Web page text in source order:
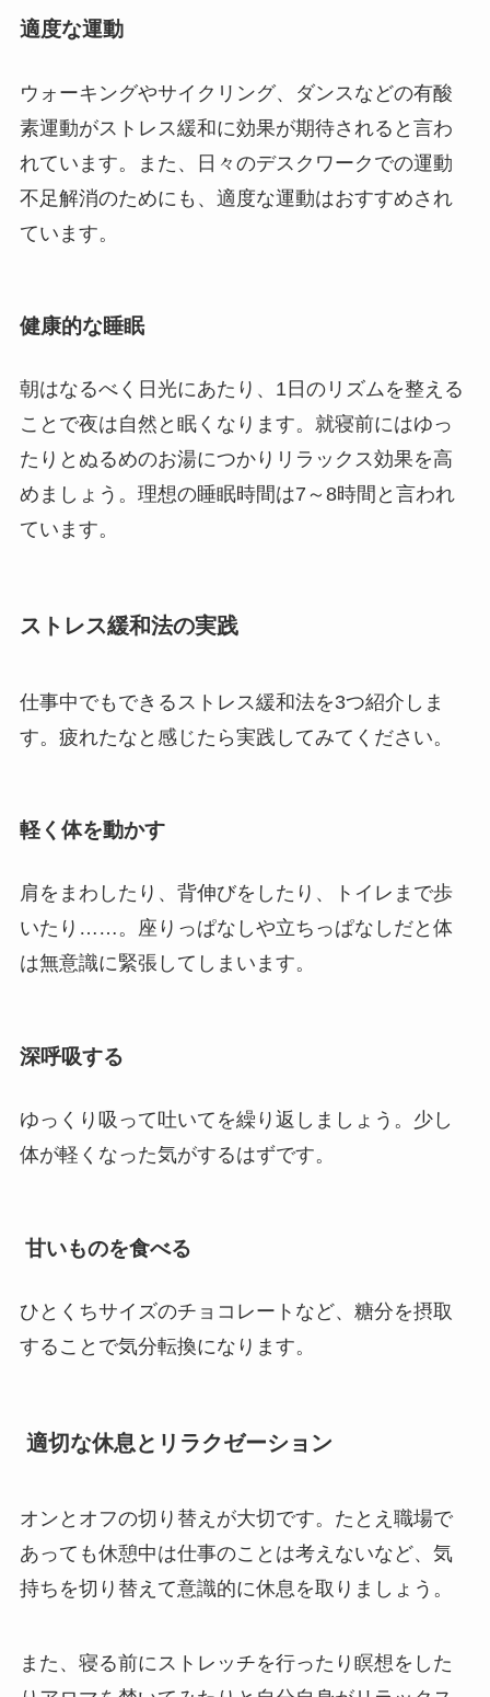
適度な運動
ウォーキングやサイクリング、ダンスなどの有酸
素運動がストレス緩和に効果が期待されると言わ
れています。また、日々のデスクワークでの運動
不足解消のためにも、適度な運動はおすすめされ
ています。
健康的な睡眠
朝はなるべく日光にあたり、1日のリズムを整える
ことで夜は自然と眠くなります。就寝前にはゆっ
たりとぬるめのお湯につかりリラックス効果を高
めましょう。理想の睡眠時間は7～8時間と言われ
ています。
ストレス緩和法の実践
仕事中でもできるストレス緩和法を3つ紹介しま
す。疲れたなと感じたら実践してみてください。
軽く体を動かす
肩をまわしたり、背伸びをしたり、トイレまで歩
いたり……。座りっぱなしや立ちっぱなしだと体
は無意識に緊張してしまいます。
深呼吸する
ゆっくり吸って吐いてを繰り返しましょう。少し
体が軽くなった気がするはずです。
甘いものを食べる
ひとくちサイズのチョコレートなど、糖分を摂取
することで気分転換になります。
適切な休息とリラクゼーション
オンとオフの切り替えが大切です。たとえ職場で
あっても休憩中は仕事のことは考えないなど、気
持ちを切り替えて意識的に休息を取りましょう。
また、寝る前にストレッチを行ったり瞑想をした